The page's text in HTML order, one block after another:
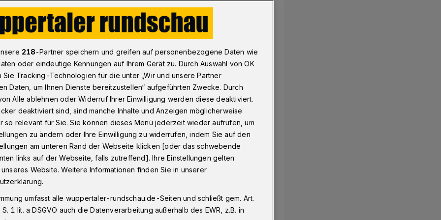
Tanzschule Schäfer stark bei der „Dance4Fans EM 2023“
2023“:
Treppchen
ADTV-Tanzschule Schäfer hat bei der
2023“ im Saarland fünf Pokale
218-Partner speichern und greifen auf personenbezogene Daten wie
oder eindeutige Kennungen auf Ihrem Gerät zu. Durch Auswahl von OK
Sie Tracking-Technologien für die unter „Wir und unsere Partner
Daten, um Ihnen Dienste bereitzustellen“ aufgeführten Zwecke. Durch
Alle ablehnen oder Widerruf Ihrer Einwilligung werden diese deaktiviert.
deaktiviert sind, sind manche Inhalte und Anzeigen möglicherweise
so relevant für Sie. Sie können dieses Menü jederzeit wieder aufrufen, um
zu ändern oder Ihre Einwilligung zu widerrufen, indem Sie auf den
am unteren Rand der Webseite klicken [oder das schwebende
links auf der Webseite, falls zutreffend]. Ihre Einstellungen gelten
Website. Weitere Informationen finden Sie in unserer
umfasst alle wuppertaler-rundschau.de-Seiten und schließt gem. Art.
1 lit. a DSGVO auch die Datenverarbeitung außerhalb des EWR, z.B. in